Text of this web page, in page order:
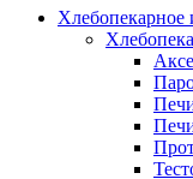
Хлебопекарное